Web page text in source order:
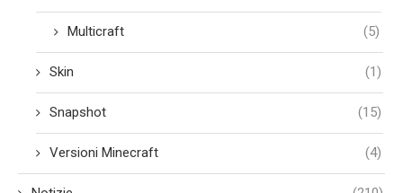
Multicraft (5)
Skin (1)
Snapshot (15)
Versioni Minecraft (4)